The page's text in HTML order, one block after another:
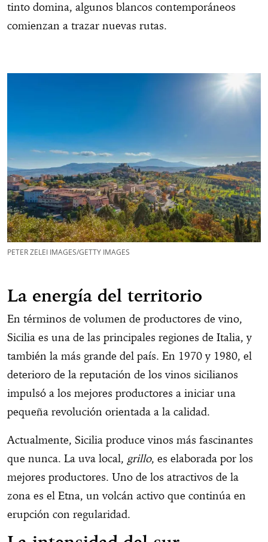
tinto domina, algunos blancos contemporáneos
comienzan a trazar nuevas rutas.
PETER ZELEI IMAGES/GETTY IMAGES
La energía del territorio
En términos de volumen de productores de vino,
Sicilia es una de las principales regiones de Italia, y
también la más grande del país. En 1970 y 1980, el
deterioro de la reputación de los vinos sicilianos
impulsó a los mejores productores a iniciar una
pequeña revolución orientada a la calidad.
Actualmente, Sicilia produce vinos más fascinantes
que nunca. La uva local, grillo, es elaborada por los
mejores productores. Uno de los atractivos de la
zona es el Etna, un volcán activo que continúa en
erupción con regularidad.